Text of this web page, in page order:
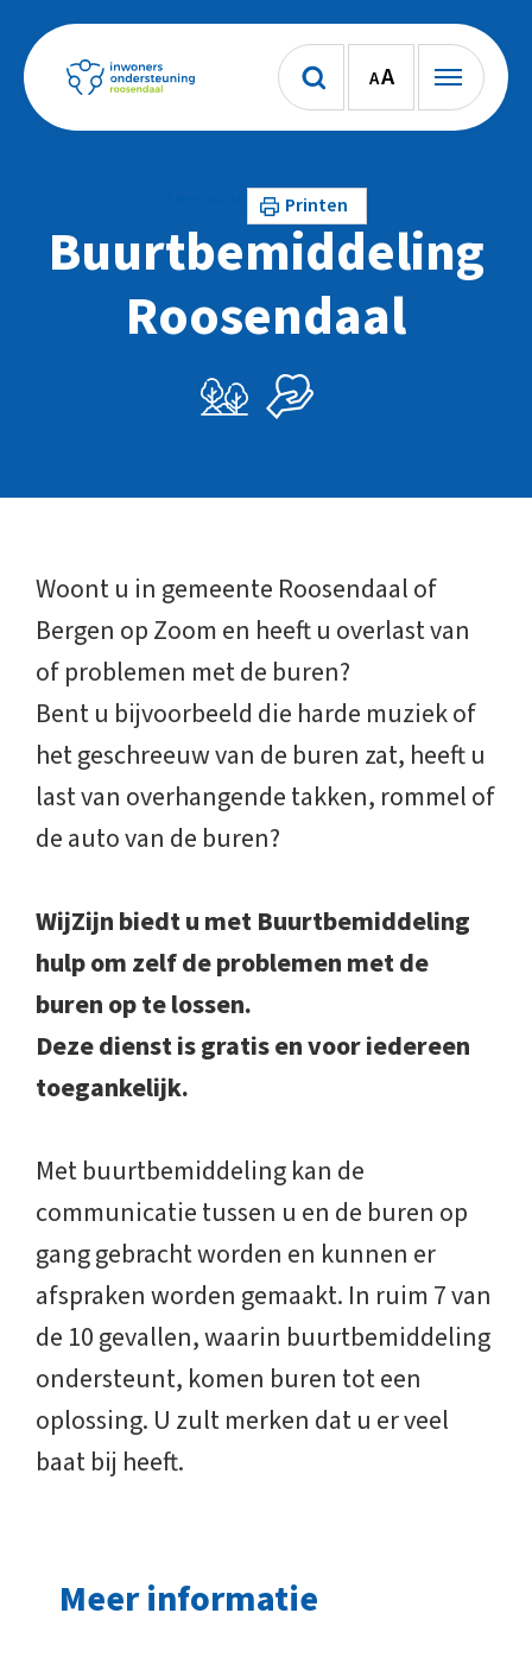
AA
Printen
Buurtbemiddeling
Roosendaal
Woont u in gemeente Roosendaal of
Bergen op Zoom en heeft u overlast van
of problemen met de buren?
Bent u bijvoorbeeld die harde muziek of
het geschreeuw van de buren zat, heeft u
last van overhangende takken, rommel of
de auto van de buren?
WijZijn biedt u met Buurtbemiddeling
hulp om zelf de problemen met de
buren op te lossen.
Deze dienst is gratis en voor iedereen
toegankelijk.
Met buurtbemiddeling kan de
communicatie tussen u en de buren op
gang gebracht worden en kunnen er
afspraken worden gemaakt. In ruim 7 van
de 10 gevallen, waarin buurtbemiddeling
ondersteunt, komen buren tot een
oplossing. U zult merken dat u er veel
baat bij heeft.
Meer informatie